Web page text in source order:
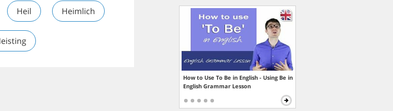
Heil Heimlich
How to Use To Be in English - Using Be in
English Grammar Lesson